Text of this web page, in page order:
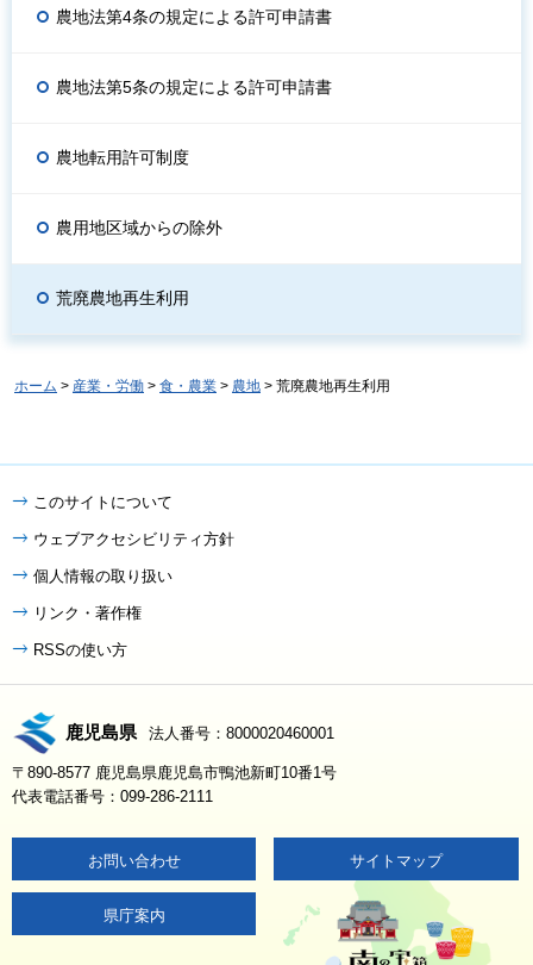
農地法第4条の規定による許可申請書
農地法第5条の規定による許可申請書
農地転用許可制度
農用地区域からの除外
荒廃農地再生利用
ホーム > 産業・労働 > 食・農業 > 農地 > 荒廃農地再生利用
このサイトについて
ウェブアクセシビリティ方針
個人情報の取り扱い
リンク・著作権
RSSの使い方
鹿児島県 法人番号：8000020460001
〒890-8577 鹿児島県鹿児島市鴨池新町10番1号
代表電話番号：099-286-2111
お問い合わせ サイトマップ
県庁案内